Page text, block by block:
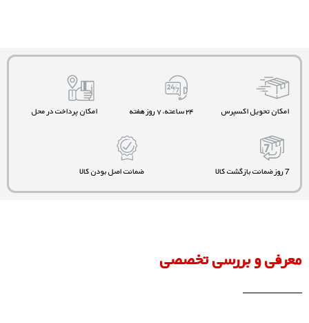
امکان تحویل اکسپرس ۲۴ ساعته، ۷ روز هفته امکان پرداخت در محل
7 روز ضمانت بازگشت کالا ضمانت اصل بودن کالا
معرفی و بررسی تخصصی